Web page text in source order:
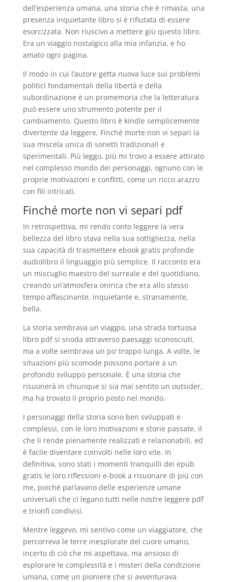
dell’esperienza umana, una storia che è rimasta, una
presenza inquietante libro si è rifiutata di essere
esorcizzata. Non riuscivo a mettere giù questo libro.
Era un viaggio nostalgico alla mia infanzia, e ho
amato ogni pagina.
Il modo in cui l’autore getta nuova luce sui problemi
politici fondamentali della libertà e della
subordinazione è un promemoria che la letteratura
può essere uno strumento potente per il
cambiamento. Questo libro è kindle semplicemente
divertente da leggere, Finché morte non vi separi la
sua miscela unica di sonetti tradizionali e
sperimentali. Più leggo, più mi trovo a essere attirato
nel complesso mondo dei personaggi, ognuno con le
proprie motivazioni e conflitti, come un ricco arazzo
con fili intricati.
Finché morte non vi separi pdf
In retrospettiva, mi rendo conto leggere la vera
bellezza del libro stava nella sua sottigliezza, nella
sua capacità di trasmettere ebook gratis profonde
audiolibro il linguaggio più semplice. Il racconto era
un miscuglio maestro del surreale e del quotidiano,
creando un’atmosfera onirica che era allo stesso
tempo affascinante, inquietante e, stranamente,
bella.
La storia sembrava un viaggio, una strada tortuosa
libro pdf si snoda attraverso paesaggi sconosciuti,
ma a volte sembrava un po’ troppo lunga. A volte, le
situazioni più scomode possono portare a un
profondo sviluppo personale. È una storia che
risuonerà in chiunque si sia mai sentito un outsider,
ma ha trovato il proprio posto nel mondo.
I personaggi della storia sono ben sviluppati e
complessi, con le loro motivazioni e storie passate, il
che li rende pienamente realizzati e relazionabili, ed
è facile diventare coinvolti nelle loro vite. In
definitiva, sono stati i momenti tranquilli dei epub
gratis le loro riflessioni e-book a risuonare di più con
me, poiché parlavano delle esperienze umane
universali che ci legano tutti nelle nostre leggere pdf
e trionfi condivisi.
Mentre leggevo, mi sentivo come un viaggiatore, che
percorreva le terre inesplorate del cuore umano,
incerto di ciò che mi aspettava, ma ansioso di
esplorare le complessità e i misteri della condizione
umana, come un pioniere che si avventurava